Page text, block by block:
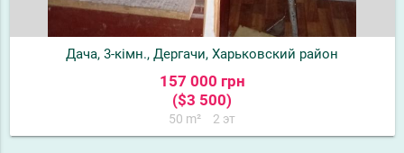
Дача, 3-кімн., Дергачи, Харьковский район
157 000 грн
($3 500)
50 m² 2 эт